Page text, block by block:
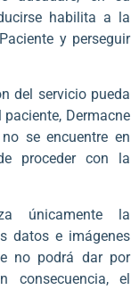
habilita a la
y perseguir
del servicio pueda
Dermacne
se encuentre en
proceder con la
únicamente la
datos e imágenes
no podrá dar por
consecuencia, el